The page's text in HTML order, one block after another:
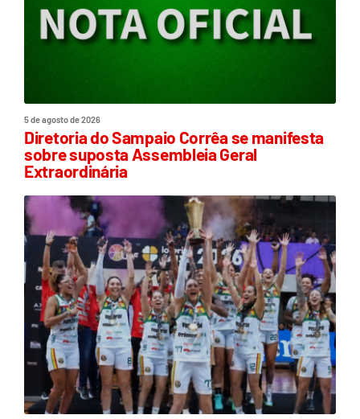
5 de agosto de 2026
Diretoria do Sampaio Corrêa se manifesta
sobre suposta Assembleia Geral
Extraordinária